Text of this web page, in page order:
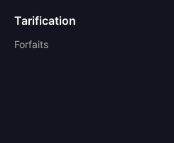
Tarification
Forfaits